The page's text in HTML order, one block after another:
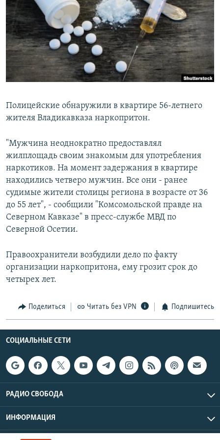
РАСПИСАНИЕ ВЕЩАНИЯ
ПОДПИШИТЕСЬ НА РАССЫЛКУ
СОЦИАЛЬНЫЕ СЕТИ
Все сайты РСЕ/РС
Полицейские обнаружили в квартире 56-летнего
жителя Владикавказа наркопритон.
"Мужчина неоднократно предоставлял
жилплощадь своим знакомым для употребления
наркотиков. На момент задержания в квартире
находились четверо мужчин. Все они - ранее
судимые жители столицы региона в возрасте от 36
до 55 лет", - сообщили "Комсомольской правде на
Северном Кавказе" в пресс-службе МВД по
Северной Осетии.
Правоохранители возбудили дело по факту
организации наркопритона, ему грозит срок до
четырех лет.
Поделиться Читать без VPN Подпишитесь
СОЦИАЛЬНЫЕ СЕТИ
РАДИО СВОБОДА
ИНФОРМАЦИЯ